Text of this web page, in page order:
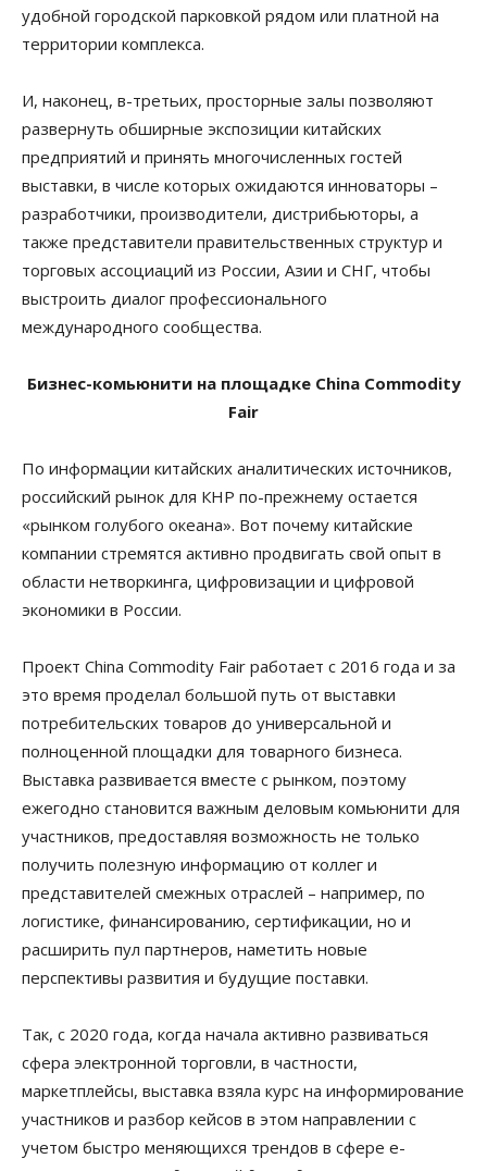
удобной городской парковкой рядом или платной на
территории комплекса.
И, наконец, в-третьих, просторные залы позволяют
развернуть обширные экспозиции китайских
предприятий и принять многочисленных гостей
выставки, в числе которых ожидаются инноваторы –
разработчики, производители, дистрибьюторы, а
также представители правительственных структур и
торговых ассоциаций из России, Азии и СНГ, чтобы
выстроить диалог профессионального
международного сообщества.
Бизнес-комьюнити на площадке China Commodity
Fair
По информации китайских аналитических источников,
российский рынок для КНР по-прежнему остается
«рынком голубого океана». Вот почему китайские
компании стремятся активно продвигать свой опыт в
области нетворкинга, цифровизации и цифровой
экономики в России.
Проект China Commodity Fair работает с 2016 года и за
это время проделал большой путь от выставки
потребительских товаров до универсальной и
полноценной площадки для товарного бизнеса.
Выставка развивается вместе с рынком, поэтому
ежегодно становится важным деловым комьюнити для
участников, предоставляя возможность не только
получить полезную информацию от коллег и
представителей смежных отраслей – например, по
логистике, финансированию, сертификации, но и
расширить пул партнеров, наметить новые
перспективы развития и будущие поставки.
Так, с 2020 года, когда начала активно развиваться
сфера электронной торговли, в частности,
маркетплейсы, выставка взяла курс на информирование
участников и разбор кейсов в этом направлении с
учетом быстро меняющихся трендов в сфере e-